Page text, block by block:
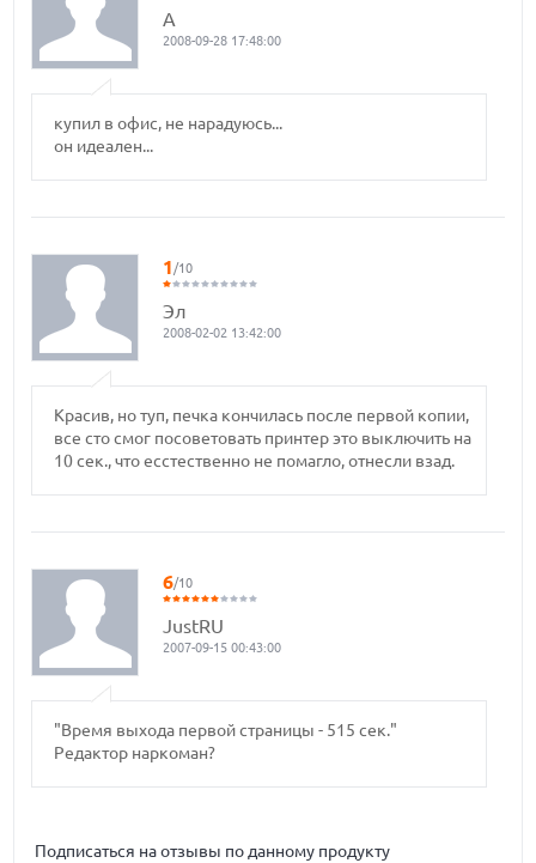
А
2008-09-28 17:48:00
купил в офис, не нарадуюсь...
он идеален...
1/10
Эл
2008-02-02 13:42:00
Красив, но туп, печка кончилась после первой копии,
все сто смог посоветовать принтер это выключить на
10 сек., что есстественно не помагло, отнесли взад.
6/10
JustRU
2007-09-15 00:43:00
"Время выхода первой страницы - 515 сек."
Редактор наркоман?
Подписаться на отзывы по данному продукту